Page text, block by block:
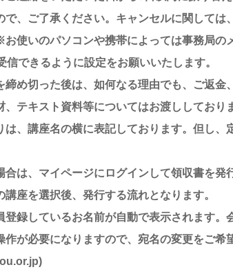
で、ご了承ください。キャンセルに関して
使いのパソコンや携帯によっては事務局の
できるように設定をお願いいたします。
締め切った後は、如何なる理由でも、ご返
、テキスト資料等についてはお渡ししており
は、講座名の横に表記しております。但し
合は、マイページにログインして領収書を
講座を選択後、発行する流れとなります。
登録しているお名前が自動で表示されます
作が必要になりますので、宛名の変更をご希